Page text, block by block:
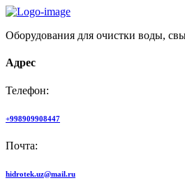
Оборудования для очистки воды,
Адрес
Телефон:
+998909908447
Почта:
hidrotek.uz@mail.ru